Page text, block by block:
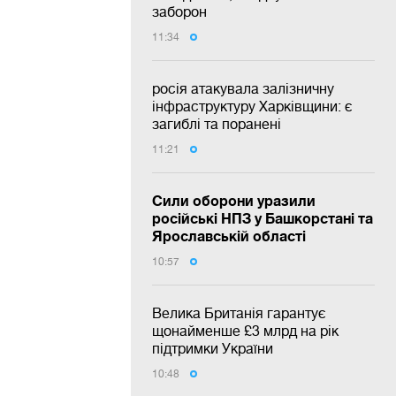
заборон
11:34
росія атакувала залізничну
інфраструктуру Харківщини: є
загиблі та поранені
11:21
Сили оборони уразили
російські НПЗ у Башкорстані та
Ярославській області
10:57
Велика Британія гарантує
щонайменше £3 млрд на рік
підтримки України
10:48